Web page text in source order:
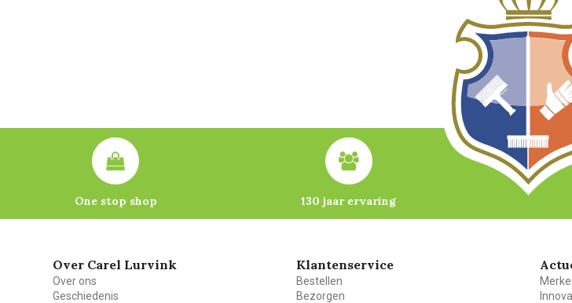
One stop shop 130 jaar ervaring
Over Carel Lurvink
Over ons
Geschiedenis
Klantenservice
Bestellen
Bezorgen